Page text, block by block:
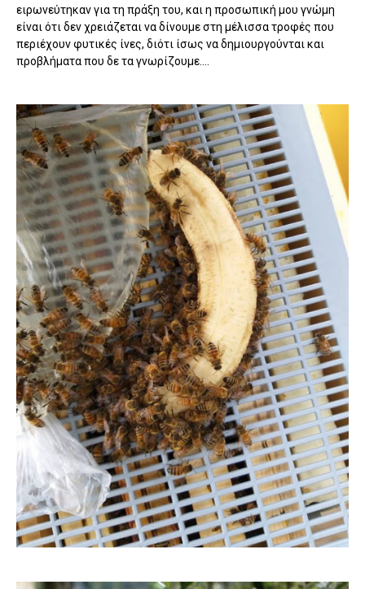
ειρωνεύτηκαν για τη πράξη του, και η προσωπική μου γνώμη
είναι ότι δεν χρειάζεται να δίνουμε στη μέλισσα τροφές που
περιέχουν φυτικές ίνες, διότι ίσως να δημιουργούνται και
προβλήματα που δε τα γνωρίζουμε....